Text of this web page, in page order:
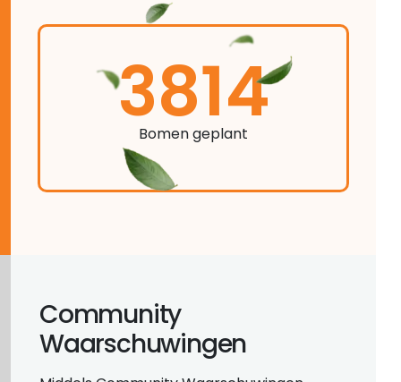
3814
Bomen geplant
Community
Waarschuwingen